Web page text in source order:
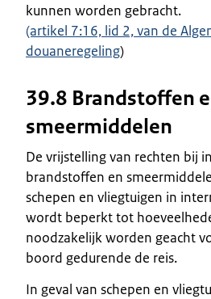
kunnen worden gebracht.
(artikel 7:16, lid 2, van de
douaneregeling)
39.8 Brandstoffen
smeermiddelen
De vrijstelling van rechten bij
brandstoffen en
schepen en vliegtuigen in
wordt beperkt tot
noodzakelijk worden geacht
boord gedurende de reis.
In geval van schepen en